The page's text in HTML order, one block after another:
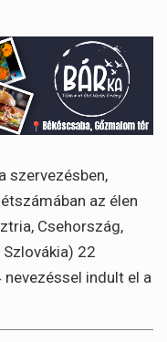
szervezésben,
az élen
Csehország,
22
indult el a